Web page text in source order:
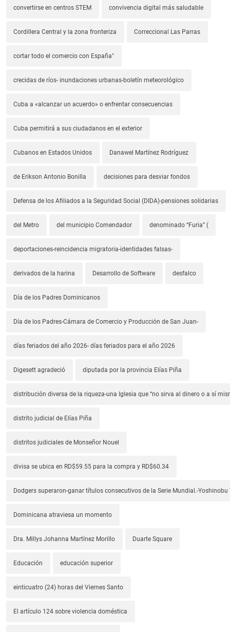
convertirse en centros STEM convivencia digital más saludable
Cordillera Central y la zona fronteriza Correccional Las Parras
cortar todo el comercio con España"
crecidas de ríos- inundaciones urbanas-boletín meteorológico
Cuba a «alcanzar un acuerdo» o enfrentar consecuencias
Cuba permitirá a sus ciudadanos en el exterior
Cubanos en Estados Unidos Danawel Martínez Rodríguez
de Erikson Antonio Bonilla decisiones para desviar fondos
Defensa de los Afiliados a la Seguridad Social (DIDA)-pensiones solidarias
del Metro del municipio Comendador denominado “Furia” (
deportaciones-reincidencia migratoria-identidades falsas-
derivados de la harina Desarrollo de Software desfalco
Día de los Padres Dominicanos
Día de los Padres-Cámara de Comercio y Producción de San Juan-
días feriados del año 2026- días feriados para el año 2026
Digesett agradeció diputada por la provincia Elías Piña
distribución diversa de la riqueza-una Iglesia que “no sirva al dinero o a sí
distrito judicial de Elías Piña
distritos judiciales de Monseñor Nouel
divisa se ubica en RD$59.55 para la compra y RD$60.34
Dodgers superaron-ganar títulos consecutivos de la Serie Mundial.-
Dominicana atraviesa un momento
Dra. Millys Johanna Martínez Morillo Duarte Square
Educación educación superior
einticuatro (24) horas del Viernes Santo
El artículo 124 sobre violencia doméstica